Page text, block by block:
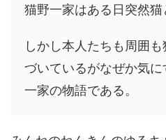
猫野一家はある日突然猫
しかし本人たちも周囲
づいているがなぜか気
一家の物語である。